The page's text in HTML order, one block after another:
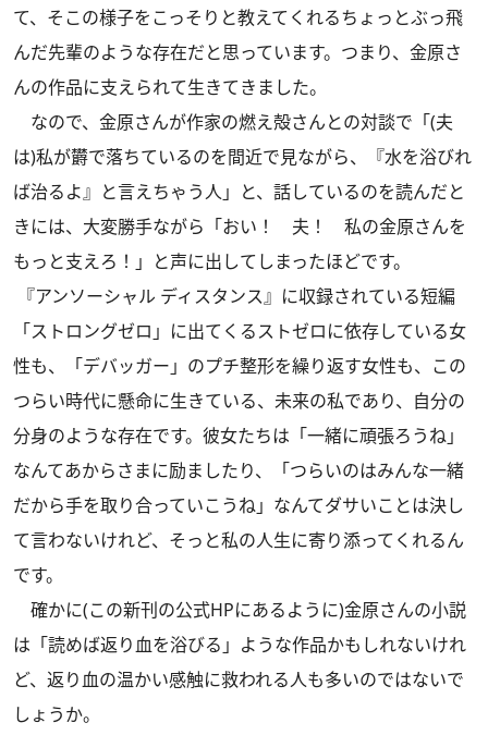
て、そこの様子をこっそりと教えてくれるちょっとぶっ飛
んだ先輩のような存在だと思っています。つまり、金原さ
んの作品に支えられて生きてきました。
なので、金原さんが作家の燃え殻さんとの対談で「(夫
は)私が欝で落ちているのを間近で見ながら、『水を浴びれ
ば治るよ』と言えちゃう人」と、話しているのを読んだと
きには、大変勝手ながら「おい！ 夫！ 私の金原さんを
もっと支えろ！」と声に出してしまったほどです。
『アンソーシャル ディスタンス』に収録されている短編
「ストロングゼロ」に出てくるストゼロに依存している女
性も、「デバッガー」のプチ整形を繰り返す女性も、この
つらい時代に懸命に生きている、未来の私であり、自分の
分身のような存在です。彼女たちは「一緒に頑張ろうね」
なんてあからさまに励ましたり、「つらいのはみんな一緒
だから手を取り合っていこうね」なんてダサいことは決し
て言わないけれど、そっと私の人生に寄り添ってくれるん
です。
確かに(この新刊の公式HPにあるように)金原さんの小説
は「読めば返り血を浴びる」ような作品かもしれないけれ
ど、返り血の温かい感触に救われる人も多いのではないで
しょうか。